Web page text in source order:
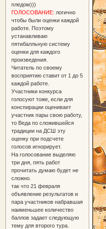
пледом)))
ГОЛОСОВАНИЕ: логично
чтобы были оценки каждой
работе. Поэтому
устанавливаю
пятибалльную систему
оценки для каждого
произведения.
Читатель по своему
восприятию ставит от 1 до 5
каждой работе.
Участники конкурса
голосуют тоже, если для
конспирации оценивает
участник пары свою работу,
то Веда по сложившейся
традиции на ДСШ эту
оценку при подсчете
голосов игнорирует.
На голосование выделяю
три дня, пять работ
прочитать думаю будет не
сложно.
так что 21 февраля
объявление результатов и
пара участников набравшая
наименьшее количество
баллов задает следующую
тему для второго тура.